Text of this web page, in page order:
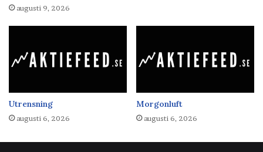
augusti 9, 2026
Utrensning
augusti 6, 2026
Morgonluft
augusti 6, 2026